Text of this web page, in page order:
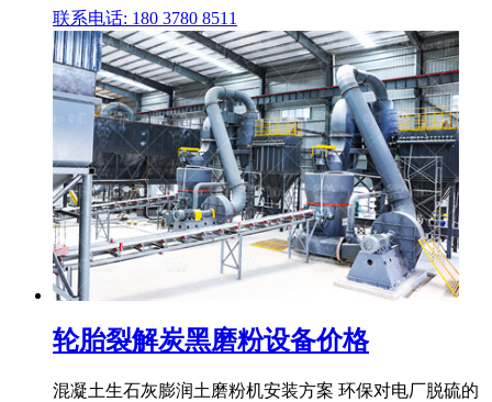
联系电话: 180 3780 8511
轮胎裂解炭黑磨粉设备价格
混凝土生石灰膨润土磨粉机安装方案 环保对电厂脱硫的